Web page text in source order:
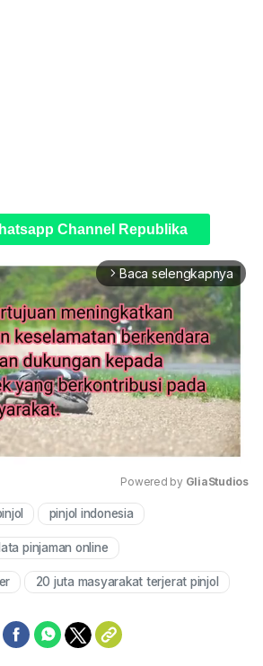
Channel Republika
arrow_forward_ios Baca selengkapnya
Powered by GliaStudios
pinjol indonesia
pinjaman online
20 juta masyarakat terjerat pinjol